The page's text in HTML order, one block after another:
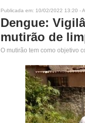
Publicada em: 10/02/2022 13:20 -
Dengue:
mutirão de
O mutirão tem como objetivo